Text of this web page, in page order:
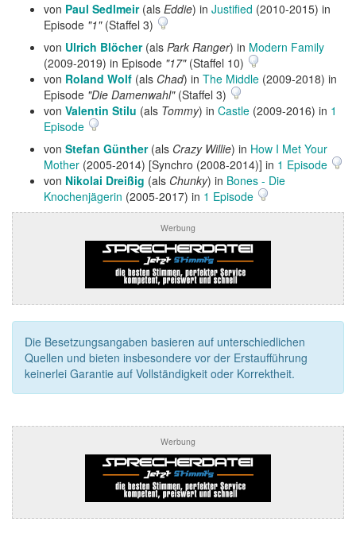
von Paul Sedlmeir(als Eddie) in Justified (2010-2015) in
Episode "1"(Staffel 3)
von Ulrich Blöcher(als Park Ranger) in Modern Family
(2009-2019) in Episode "17"(Staffel 10)
von Roland Wolf (als Chad) in The Middle (2009-2018) in
Episode "Die Damenwahl"(Staffel 3)
von Valentin Stilu (als Tommy) in Castle (2009-2016) in 1
Episode
von Stefan Günther(als Crazy Willie) in How I Met Your
Mother (2005-2014) [Synchro (2008-2014)] in 1 Episode
von Nikolai Dreißig (als Chunky) in Bones - Die
Knochenjägerin (2005-2017) in 1 Episode
Werbung
Die Besetzungsangaben basieren auf unterschiedlichen
Quellen und bieten insbesondere vor der Erstaufführung
keinerlei Garantie auf Vollständigkeit oder Korrektheit.
Werbung